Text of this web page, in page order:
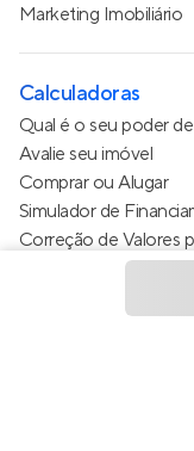
Marketing Imobiliário
Calculadoras
Qual é o seu poder
Avalie seu imóvel
Comprar ou Alugar
Simulador de
Correção de Valores
Estimativa de valor